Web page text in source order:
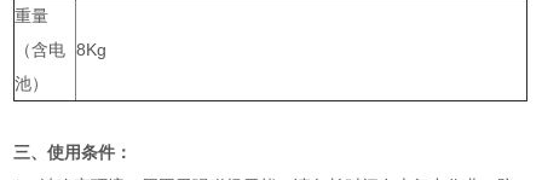
重量
（含电
池）
8Kg
三、使用条件：